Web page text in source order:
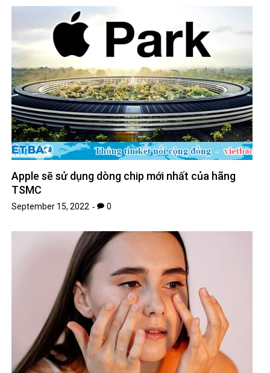
Apple sẽ sử dụng dòng chip mới nhất của hãng
TSMC
September 15, 2022 0